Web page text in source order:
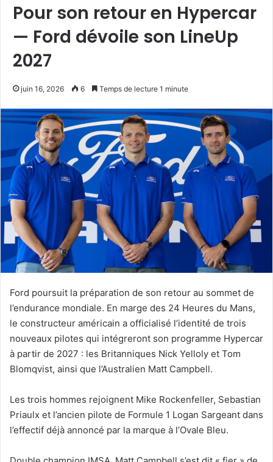
Pour son retour en Hypercar
— Ford dévoile son LineUp
2027
juin 16, 2026 6 Temps de lecture 1 minute
Ford poursuit la préparation de son retour au sommet de
l’endurance mondiale. En marge des 24 Heures du Mans,
le constructeur américain a officialisé l’identité de trois
nouveaux pilotes qui intégreront son programme Hypercar
à partir de 2027 : les Britanniques Nick Yelloly et Tom
Blomqvist, ainsi que l’Australien Matt Campbell.
Les trois hommes rejoignent Mike Rockenfeller, Sebastian
Priaulx et l’ancien pilote de Formule 1 Logan Sargeant dans
l’effectif déjà annoncé par la marque à l’Ovale Bleu.